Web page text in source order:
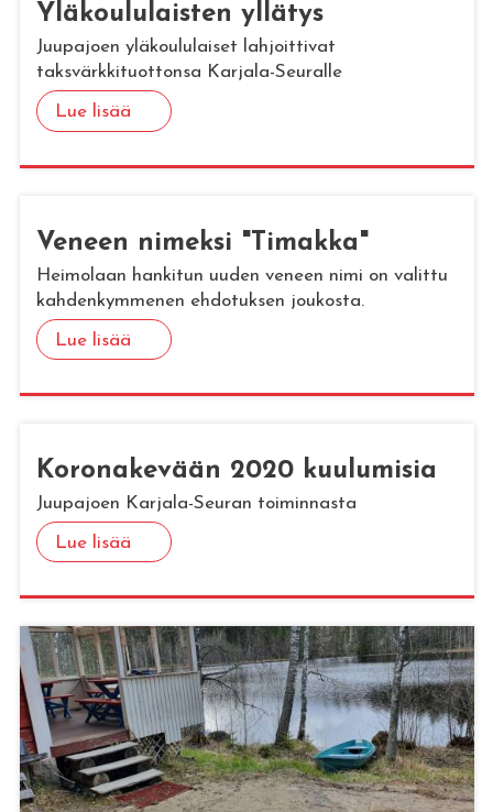
Ylä­kou­lu­lais­ten yl­lä­tys
Juupajoen yläkoululaiset lahjoittivat
taksvärkkituottonsa Karjala-Seuralle
Lue lisää
Ve­neen ni­mek­si "Ti­mak­ka"
Heimolaan hankitun uuden veneen nimi on valittu
kahdenkymmenen ehdotuksen joukosta.
Lue lisää
Ko­ro­na­ke­vään 2020 kuu­lu­mi­sia
Juupajoen Karjala-Seuran toiminnasta
Lue lisää